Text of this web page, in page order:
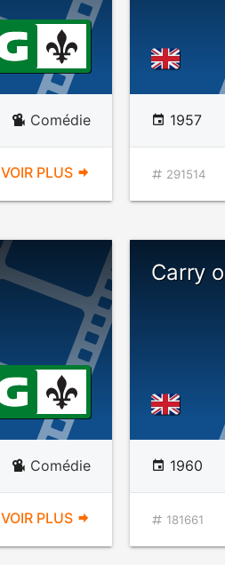
Comédie
VOIR PLUS
1957
291514
Comédie
VOIR PLUS
Carry
1960
181661